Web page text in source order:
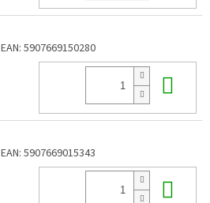
EAN: 5907669150280
EAN: 5907669015343